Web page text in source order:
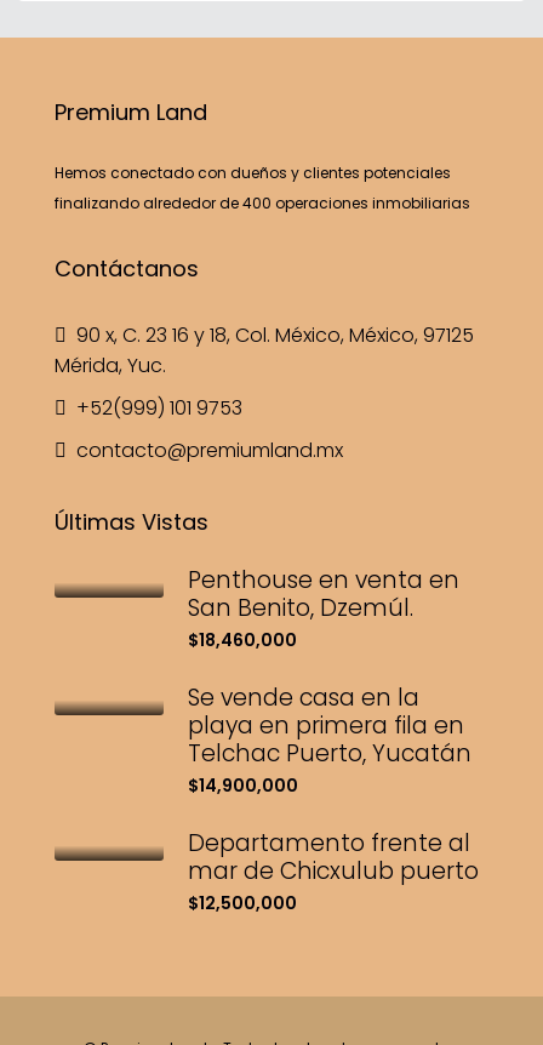
Premium Land
Hemos conectado con dueños y clientes potenciales
finalizando alrededor de 400 operaciones inmobiliarias
Contáctanos
90 x, C. 23 16 y 18, Col. México, México, 97125
Mérida, Yuc.
+52(999) 101 9753
contacto@premiumland.mx
Últimas Vistas
Penthouse en venta en
San Benito, Dzemúl.
$18,460,000
Se vende casa en la
playa en primera fila en
Telchac Puerto, Yucatán
$14,900,000
Departamento frente al
mar de Chicxulub puerto
$12,500,000